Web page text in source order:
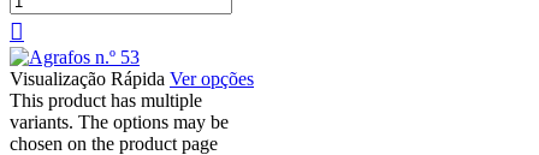
Visualização Rápida Ver opções
This product has multiple
variants. The options may be
chosen on the product page